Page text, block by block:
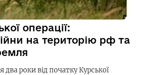
операції:
на територію рф та
два роки від початку Курської